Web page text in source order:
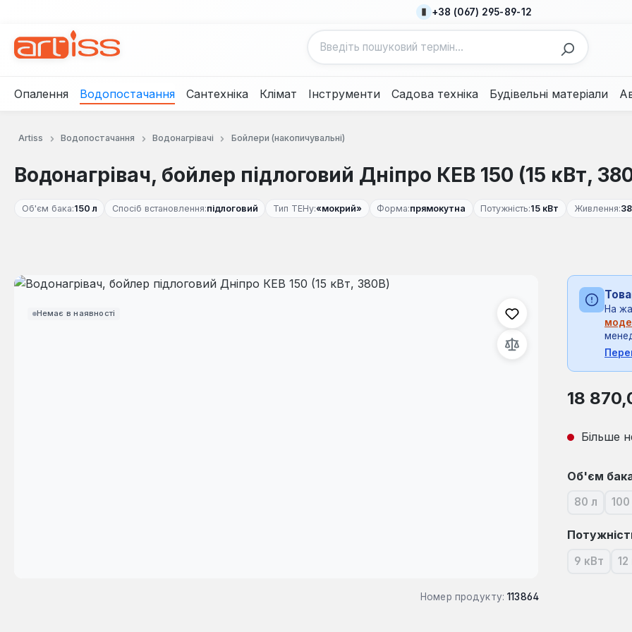
+38 (067) 295-89-12
Опалення Водопостачання Сантехніка Клімат Інструменти Садова техніка Будівельні матеріали
Artiss Водопостачання Водонагрівачі Бойлери (накопичувальні)
Водонагрівач, бойлер підлоговий Дніпро КЕВ 150 (15 кВт,
Об'єм бака:150 л Спосіб встановлення:підлоговий Тип ТЕНу:«мокрий» Форма:прямокутна Потужність:15 кВт Живлення:
Немає в наявності
Пропустити галерею зображень
Номер продукту: 113864
На
Звичайна
18
Більше
Виберіть
Об'єм
80 л(Ця опція
100
Виберіть
9 кВт
(Ця 12